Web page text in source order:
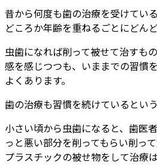
昔から何度も歯の治療を受けてい
どころか年齢を重ねるごとにどん
虫歯になれば削って被せて治すも
感を感じつつも、いままでの習慣
よくあります。
歯の治療も習慣を続けているとい
小さい頃から虫歯になると、歯医
っと悪い部分を削ってもらい削っ
プラスチックの被せ物をして治療